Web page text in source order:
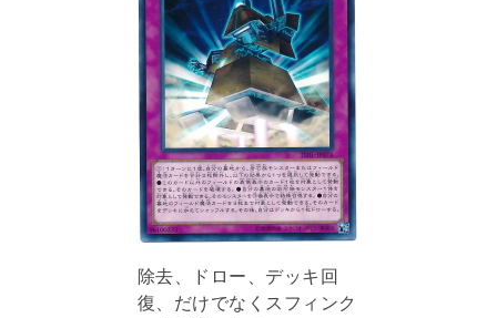
除去、ドロー、デッキ回
復、だけでなくスフィンク